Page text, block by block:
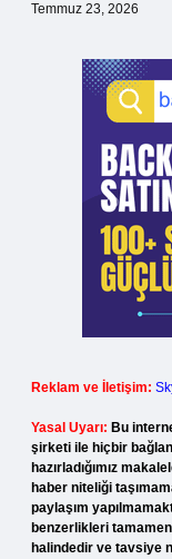
Temmuz 23, 2026
Reklam ve İletişim:
Yasal Uyarı: Bu
şirketi ile hiçbir
hazırladığımız
haber niteliği
paylaşım
benzerlikleri
halindedir ve tavsiye